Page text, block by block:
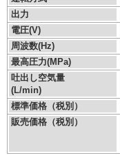
出力
電圧(V)
周波数(Hz)
最高圧力(MPa)
吐出し空気量
(L/min)
標準価格（税別）
販売価格（税別）